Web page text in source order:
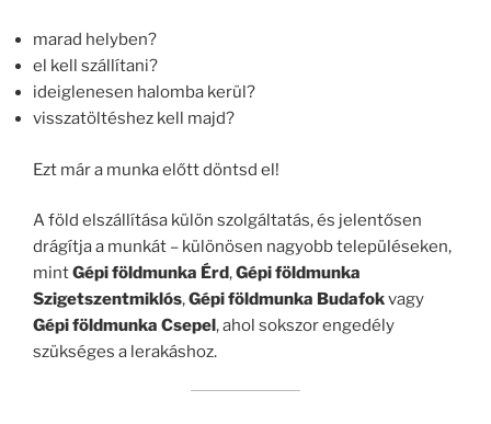
marad helyben?
el kell szállítani?
ideiglenesen halomba kerül?
visszatöltéshez kell majd?
Ezt már a munka előtt döntsd el!
A föld elszállítása külön szolgáltatás, és jelentősen
drágítja a munkát – különösen nagyobb településeken,
mintGépi földmunka Érd,Gépi földmunka
Szigetszentmiklós,Gépi földmunka Budafokvagy
Gépi földmunka Csepel , ahol sokszor engedély
szükséges a lerakáshoz.